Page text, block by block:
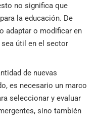
no significa que
la educación. De
adaptar o modificar en
útil en el sector
de nuevas
es necesario un marco
seleccionar y evaluar
sino también